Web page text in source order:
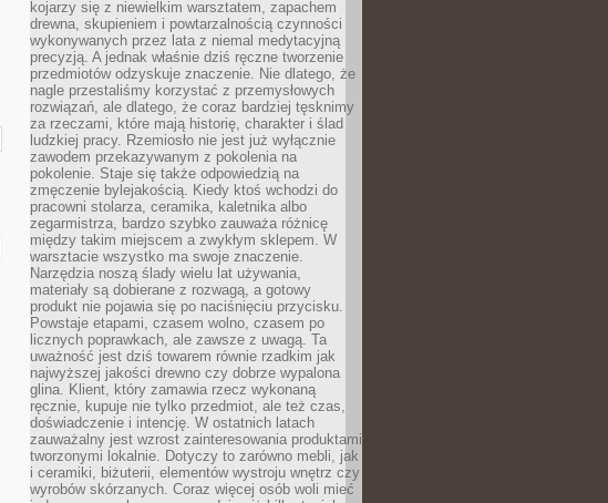
kojarzy się z niewielkim warsztatem, zapachem
drewna, skupieniem i powtarzalnością czynności
wykonywanych przez lata z niemal medytacyjną
precyzją. A jednak właśnie dziś ręczne tworzenie
przedmiotów odzyskuje znaczenie. Nie dlatego, że
nagle przestaliśmy korzystać z przemysłowych
rozwiązań, ale dlatego, że coraz bardziej tęsknimy
za rzeczami, które mają historię, charakter i ślad
ludzkiej pracy. Rzemiosło nie jest już wyłącznie
zawodem przekazywanym z pokolenia na
pokolenie. Staje się także odpowiedzią na
zmęczenie bylejakością. Kiedy ktoś wchodzi do
pracowni stolarza, ceramika, kaletnika albo
zegarmistrza, bardzo szybko zauważa różnicę
między takim miejscem a zwykłym sklepem. W
warsztacie wszystko ma swoje znaczenie.
Narzędzia noszą ślady wielu lat używania,
materiały są dobierane z rozwagą, a gotowy
produkt nie pojawia się po naciśnięciu przycisku.
Powstaje etapami, czasem wolno, czasem po
licznych poprawkach, ale zawsze z uwagą. Ta
uważność jest dziś towarem równie rzadkim jak
najwyższej jakości drewno czy dobrze wypalona
glina. Klient, który zamawia rzecz wykonaną
ręcznie, kupuje nie tylko przedmiot, ale też czas,
doświadczenie i intencję. W ostatnich latach
zauważalny jest wzrost zainteresowania produktami
tworzonymi lokalnie. Dotyczy to zarówno mebli, jak
i ceramiki, biżuterii, elementów wystroju wnętrz czy
wyrobów skórzanych. Coraz więcej osób woli mieć